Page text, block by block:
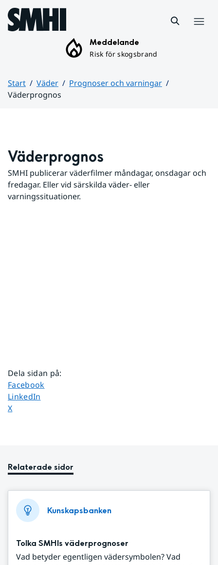
Hoppa till sidans innehåll
Meddelande
Risk för skogsbrand
Start Väder
Prognoser och varningar
Väderprognos
Väderprognos
SMHI publicerar väderfilmer måndagar, onsdagar och
fredagar. Eller vid särskilda väder- eller
varningssituationer.
Dela sidan på:
Dela sidan på
Facebook
Dela sidan på
LinkedIn
Dela sidan på
X
Relaterade sidor
Kunskapsbanken
Tolka SMHIs väderprognoser
Vad betyder egentligen vädersymbolen? Vad